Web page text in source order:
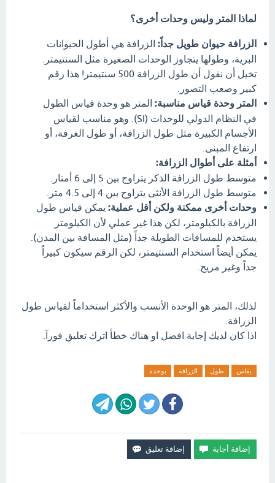
لماذا المتر وليس وحدات أخرى؟
الزرافة حيوان طويل جداً: الزرافة هي أطول الحيوانات
البرية، وطولها يتجاوز الوحدات الصغيرة مثل السنتيمتر.
تخيل أن نقول أن طول الزرافة 500 سنتيمتر! هذا رقم
كبير وصعب التصور.
المتر وحدة قياس مناسبة: المتر هو وحدة قياس الطول
في النظام الدولي للوحدات (SI). وهو مناسب لقياس
الأجسام الكبيرة مثل طول الزرافة، أو طول الغرفة، أو
ارتفاع المبنى.
أمثلة على أطوال الزرافة:
متوسط طول الزرافة الذكر يتراوح بين 5 إلى 6 أمتار.
متوسط طول الزرافة الأنثى يتراوح بين 4 إلى 4.5 متر.
وحدات أخرى ممكنة ولكن أقل عملية: يمكن قياس طول
الزرافة بالكيلومتر، لكن هذا غير عملي لأن الكيلومتر
يستخدم للمسافات الطويلة جداً (مثل المسافة بين المدن).
يمكن أيضاً استخدام السنتيمتر، لكن الرقم سيكون كبيراً
جداً وغير مريح.
لذلك، المتر هو الوحدة الأنسب والأكثر استخداماً لقياس طول
الزرافة.
اذا كان لديك إجابة افضل او هناك خطأ اترك تعليق فورآ.
يقاس طول الزرافة بوحدة